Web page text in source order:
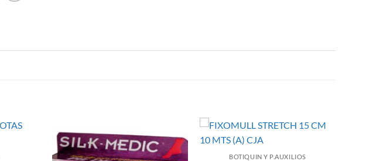
BOTIQUIN Y P.AUXILIOS